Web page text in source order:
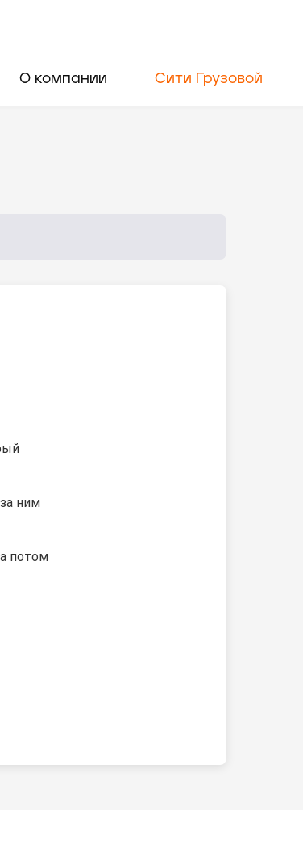
О компании Сити Грузовой
ним
потом